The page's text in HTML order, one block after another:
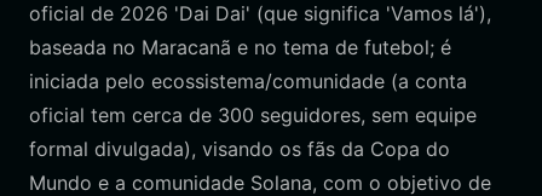
oficial de 2026 'Dai Dai' (que significa 'Vamos lá'),
baseada no Maracanã e no tema de futebol; é
iniciada pelo ecossistema/comunidade (a conta
oficial tem cerca de 300 seguidores, sem equipe
formal divulgada), visando os fãs da Copa do
Mundo e a comunidade Solana, com o objetivo de